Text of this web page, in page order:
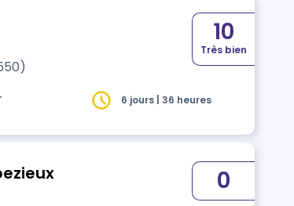
10
Très bien
6 jours | 36 heures
0